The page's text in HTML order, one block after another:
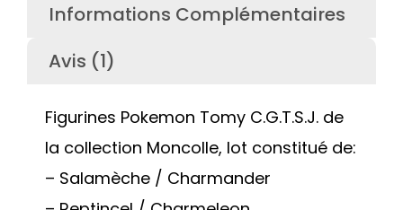
Informations Complémentaires
Avis (1)
Figurines Pokemon Tomy C.G.T.S.J. de
la collection Moncolle, lot constitué de:
– Salamèche / Charmander